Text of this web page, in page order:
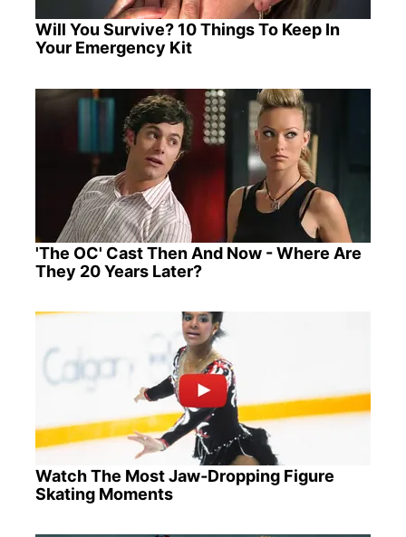
Will You Survive? 10 Things To Keep In
Your Emergency Kit
'The OC' Cast Then And Now - Where Are
They 20 Years Later?
Watch The Most Jaw‑Dropping Figure
Skating Moments